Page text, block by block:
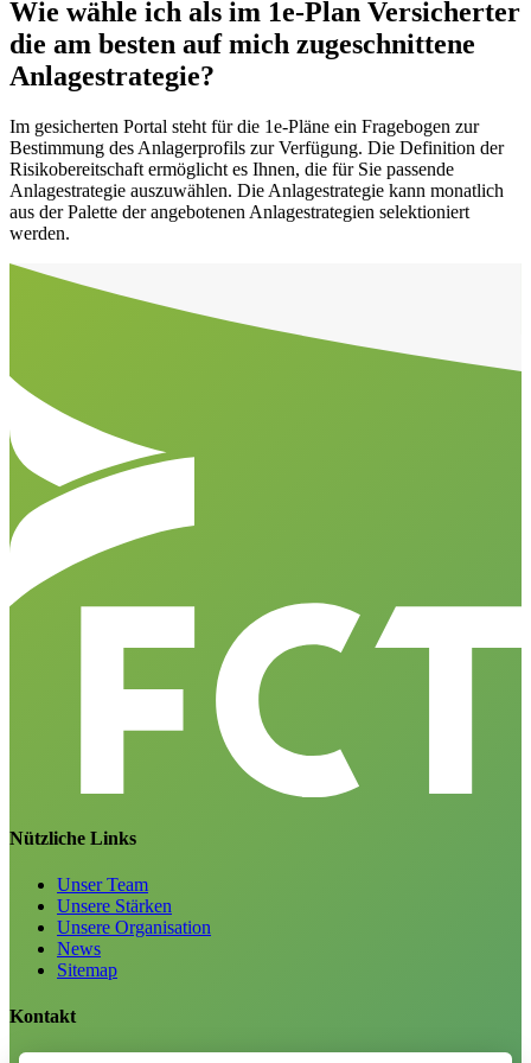
Wie wähle ich als im 1e-Plan Versicherter
die am besten auf mich zugeschnittene
Anlagestrategie?
Im gesicherten Portal steht für die 1e-Pläne ein Fragebogen zur
Bestimmung des Anlagerprofils zur Verfügung. Die Definition der
Risikobereitschaft ermöglicht es Ihnen, die für Sie passende
Anlagestrategie auszuwählen. Die Anlagestrategie kann monatlich
aus der Palette der angebotenen Anlagestrategien selektioniert
werden.
Aller en haut de la page
Bas de page
Nützliche Links
Unser Team
Unsere Stärken
Unsere Organisation
News
Sitemap
Kontakt